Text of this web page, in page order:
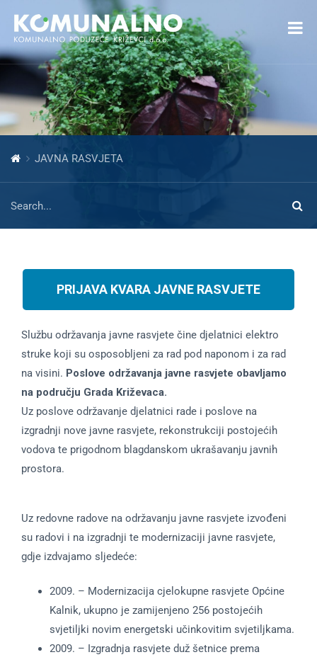
Open toolbar
JAVNA RASVJETA
PRIJAVA KVARA JAVNE RASVJETE
Službu održavanja javne rasvjete čine djelatnici elektro
struke koji su osposobljeni za rad pod naponom i za rad
na visini. Poslove održavanja javne rasvjete obavljamo
na području Grada Križevaca.
Uz poslove održavanje djelatnici rade i poslove na
izgradnji nove javne rasvjete, rekonstrukciji postojećih
vodova te prigodnom blagdanskom ukrašavanju javnih
prostora.
Uz redovne radove na održavanju javne rasvjete izvođeni
su radovi i na izgradnji te modernizaciji javne rasvjete,
gdje izdvajamo sljedeće:
2009. – Modernizacija cjelokupne rasvjete Općine
Kalnik, ukupno je zamijenjeno 256 postojećih
svjetiljki novim energetski učinkovitim svjetiljkama.
2009. – Izgradnja rasvjete duž šetnice prema